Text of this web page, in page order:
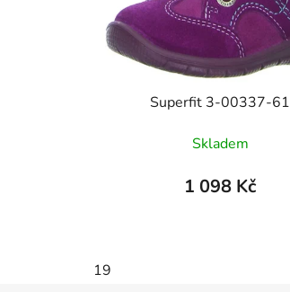
Superfit 3-00337-61
Skladem
1 098 Kč
19